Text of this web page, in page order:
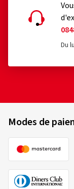
Du
Modes de